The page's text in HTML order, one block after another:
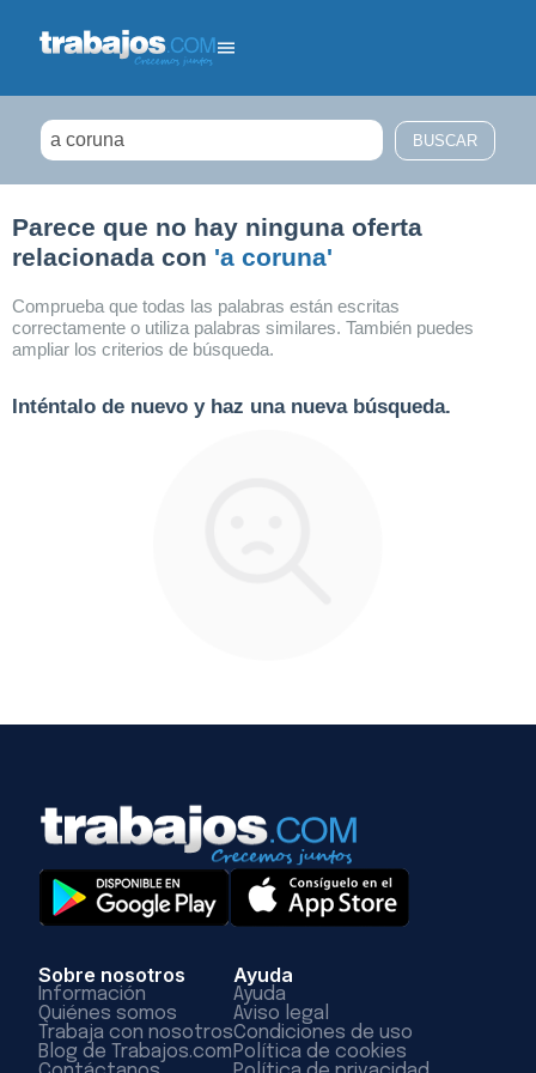
Parece que no hay ninguna oferta
relacionada con 'a coruna'
Comprueba que todas las palabras están escritas
correctamente o utiliza palabras similares. También puedes
ampliar los criterios de búsqueda.
Inténtalo de nuevo y haz una nueva búsqueda.
Sobre nosotros
Información
Quiénes somos
Trabaja con nosotros
Blog de Trabajos.com
Ayuda
Ayuda
Aviso legal
Condiciones de uso
Política de cookies